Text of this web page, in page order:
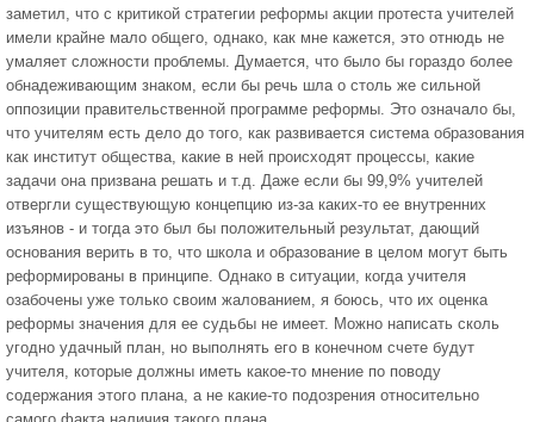
заметил, что с критикой стратегии реформы акции протеста учителей
имели крайне мало общего, однако, как мне кажется, это отнюдь не
умаляет сложности проблемы. Думается, что было бы гораздо более
обнадеживающим знаком, если бы речь шла о столь же сильной
оппозиции правительственной программе реформы. Это означало бы,
что учителям есть дело до того, как развивается система образования
как институт общества, какие в ней происходят процессы, какие
задачи она призвана решать и т.д. Даже если бы 99,9% учителей
отвергли существующую концепцию из-за каких-то ее внутренних
изъянов - и тогда это был бы положительный результат, дающий
основания верить в то, что школа и образование в целом могут быть
реформированы в принципе. Однако в ситуации, когда учителя
озабочены уже только своим жалованием, я боюсь, что их оценка
реформы значения для ее судьбы не имеет. Можно написать сколь
угодно удачный план, но выполнять его в конечном счете будут
учителя, которые должны иметь какое-то мнение по поводу
содержания этого плана, а не какие-то подозрения относительно